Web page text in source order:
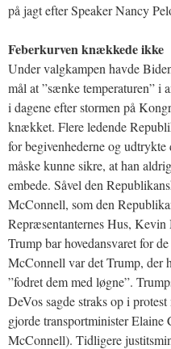
på jagt efter Speaker Nancy
Feberkurven knækkede ikke
Under valgkampen havde
mål at ”sænke temperaturen” i
i dagene efter stormen på
knækket. Flere ledende
for begivenhederne og udtrykte
måske kunne sikre, at han
embede. Såvel den
McConnell, som den
Repræsentanternes Hus,
Trump bar hovedansvaret for
McConnell var det Trump, der
”fodret dem med løgne”.
DeVos sagde straks op i
gjorde transportminister
McConnell). Tidligere